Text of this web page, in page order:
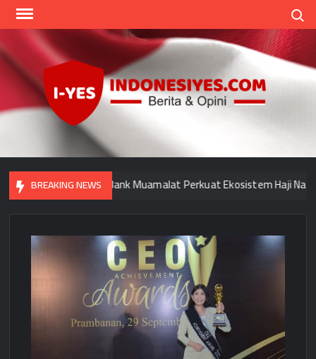
Skip
BREAKING NEWS
Haji dan Bank Muamalat Perkuat Ekosistem Haji Nasional